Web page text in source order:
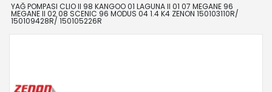
YAĞ POMPASI CLIO II 98 KANGOO 01 LAGUNA II 01 07 MEGANE 96
MEGANE II 02 08 SCENIC 96 MODUS 04 1.4 K4 ZENON 150103110R/
150109428R/ 150105226R